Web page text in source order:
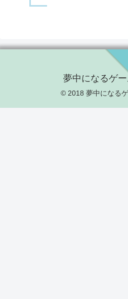
夢中になるゲ
© 2018 夢中になる